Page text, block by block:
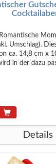
Umschlag).
ca. 14,8 cm x
in der dazu
Details